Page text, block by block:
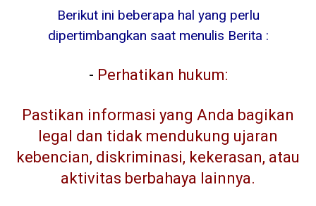
Berikut ini beberapa hal yang perlu
dipertimbangkan saat menulis Berita :
- Perhatikan hukum:
Pastikan informasi yang Anda bagikan
legal dan tidak mendukung ujaran
kebencian, diskriminasi, kekerasan, atau
aktivitas berbahaya lainnya.